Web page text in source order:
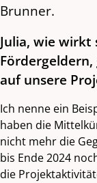
Brunner.
Julia, wie wirkt
auf unsere
Ich nenne ein
haben die
nicht mehr die
bis Ende 2024
die